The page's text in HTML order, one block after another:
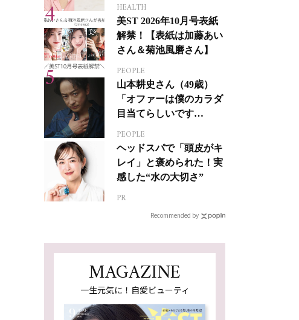
HEALTH
美ST 2026年10月号表紙
解禁！【表紙は加藤あい
さん＆菊池風磨さん】
PEOPLE
山本耕史さん（49歳）
「オファーは僕のカラダ
目当てらしいです
ジカルへの挑戦
PEOPLE
ヘッドスパで「頭皮がキ
レイ」と褒められた！実
感した“水の大切さ”
PR
Recommended by
MAGAZINE
一生元気に！自愛ビューティ